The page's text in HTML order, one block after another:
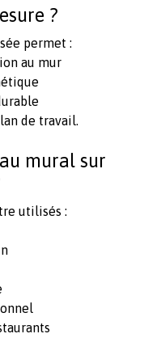
?
permet :
au mur
de travail.
mural sur
utilisés :